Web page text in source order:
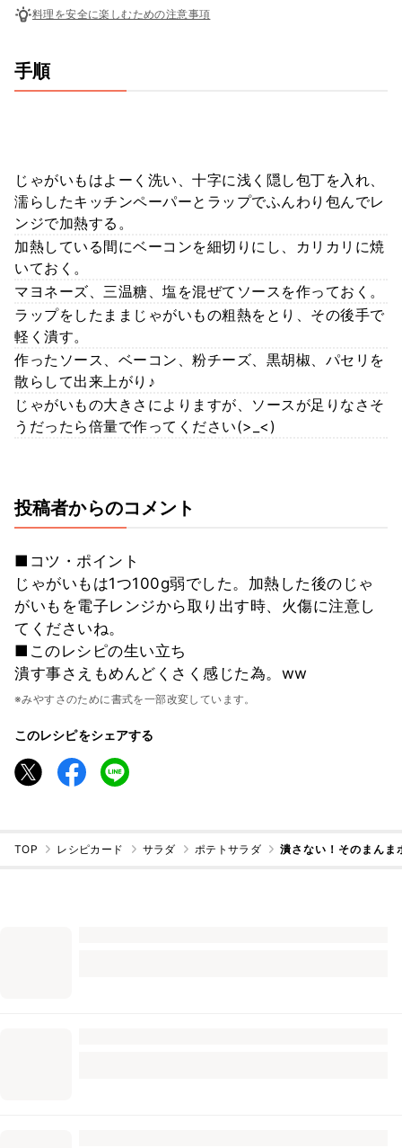
料理を安全に楽しむための注意事項
手順
じゃがいもはよーく洗い、十字に浅く隠し包丁を入れ、
濡らしたキッチンペーパーとラップでふんわり包んでレ
ンジで加熱する。
加熱している間にベーコンを細切りにし、カリカリに焼
いておく。
マヨネーズ、三温糖、塩を混ぜてソースを作っておく。
ラップをしたままじゃがいもの粗熱をとり、その後手で
軽く潰す。
作ったソース、ベーコン、粉チーズ、黒胡椒、パセリを
散らして出来上がり♪
じゃがいもの大きさによりますが、ソースが足りなさそ
うだったら倍量で作ってください(>_<)
投稿者からのコメント
■コツ・ポイント
じゃがいもは1つ100g弱でした。加熱した後のじゃ
がいもを電子レンジから取り出す時、火傷に注意し
てくださいね。
■このレシピの生い立ち
潰す事さえもめんどくさく感じた為。ww
※みやすさのために書式を一部改変しています。
このレシピをシェアする
TOP レシピカード サラダ ポテトサラダ 潰さない！そのまんま